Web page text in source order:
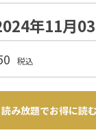
年11月
税込
読み放題でお得に読む